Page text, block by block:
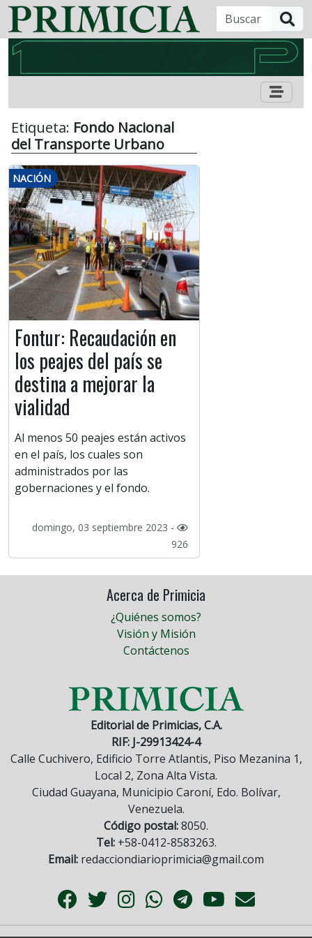
Etiqueta: Fondo Nacional
del Transporte Urbano
NACIÓN
Fontur: Recaudación en
los peajes del país se
destina a mejorar la
vialidad
Al menos 50 peajes están activos
en el país, los cuales son
administrados por las
gobernaciones y el fondo.
domingo, 03 septiembre 2023 -
926
Acerca de Primicia
¿Quiénes somos?
Visión y Misión
Contáctenos
Editorial de Primicias, C.A.
RIF: J-29913424-4
Calle Cuchivero, Edificio Torre Atlantis, Piso Mezanina 1,
Local 2, Zona Alta Vista.
Ciudad Guayana, Municipio Caroní, Edo. Bolívar,
Venezuela.
Código postal:8050.
Tel:+58-0412-8583263.
Email: redacciondiarioprimicia@gmail.com